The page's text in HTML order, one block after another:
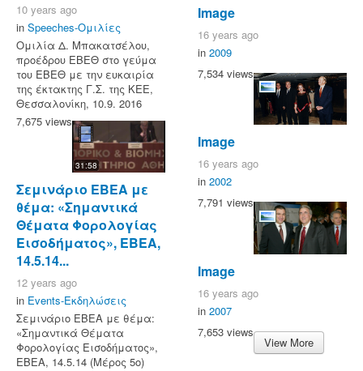
10 years ago
in Speeches-Ομιλίες
Ομιλία Δ. Μπακατσέλου,
προέδρου ΕΒΕΘ στο γεύμα
του ΕΒΕΘ με την ευκαιρία
της έκτακτης Γ.Σ. της ΚΕΕ,
Θεσσαλονίκη, 10.9. 2016
7,675 views
31:58
Σεμινάριο ΕΒΕΑ με
θέμα: «Σημαντικά
Θέματα Φορολογίας
Εισοδήματος», ΕΒΕΑ,
14.5.14...
12 years ago
in Events-Εκδηλώσεις
Σεμινάριο ΕΒΕΑ με θέμα:
«Σημαντικά Θέματα
Φορολογίας Εισοδήματος»,
ΕΒΕΑ, 14.5.14 (Μέρος 5ο)
Image
16 years ago
in 2009
7,534 views
Image
16 years ago
in 2002
7,791 views
Image
16 years ago
in 2007
7,653 views
View More